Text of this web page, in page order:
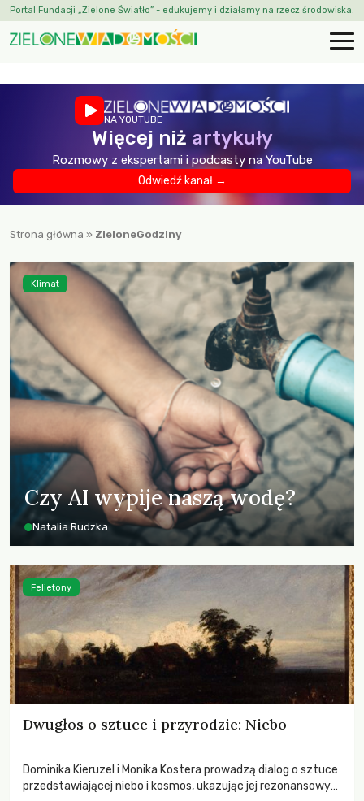
Portal Fundacji „Zielone Światło” - edukujemy i działamy na rzecz środowiska.
NA YOUTUBE
Więcej niż artykuły
Rozmowy z ekspertami i podcasty na YouTube
Odwiedź kanał →
Strona główna » ZieloneGodziny
Czy AI wypije naszą wodę?
Natalia Rudzka
Klimat
Dwugłos o sztuce i przyrodzie: Niebo
Dominika Kieruzel i Monika Kostera prowadzą dialog o sztuce
przedstawiającej niebo i kosmos, ukazując jej rezonansowy
Felietony